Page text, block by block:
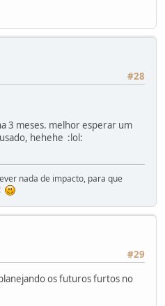
#28
3 meses. melhor esperar um
hehehe :lol:
nada de impacto, para que
#29
os futuros furtos no